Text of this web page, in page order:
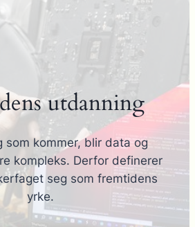
utdanning
som kommer, blir data og
kompleks. Derfor definerer
seg som fremtidens
yrke.